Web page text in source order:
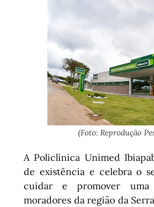
(Foto: Reprodução
A Policlínica Unimed
de existência e celebra o
cuidar e promover
moradores da região da